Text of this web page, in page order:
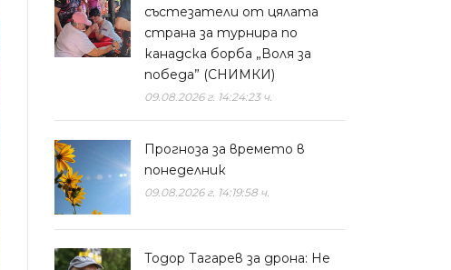
състезатели от цялата
страна за турнира по
канадска борба „Воля за
победа” (СНИМКИ)
09.08.2026 г. 14:24:23 ч.
Прогноза за времето в
понеделник
09.08.2026 г. 14:19:58 ч.
Тодор Тагарев за дрона: Не